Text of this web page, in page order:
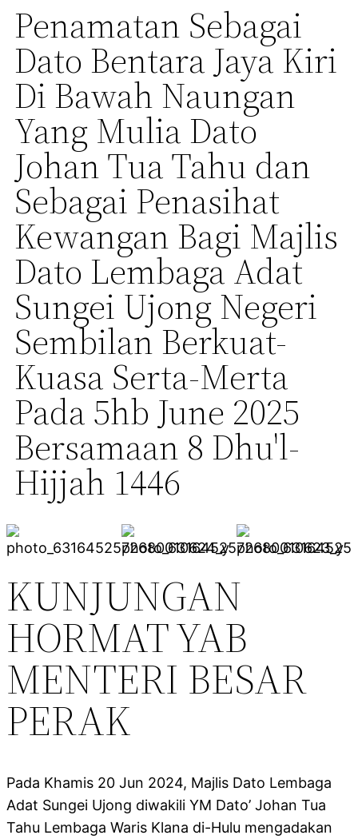
Penamatan Sebagai
Dato Bentara Jaya Kiri
Di Bawah Naungan
Yang Mulia Dato
Johan Tua Tahu dan
Sebagai Penasihat
Kewangan Bagi Majlis
Dato Lembaga Adat
Sungei Ujong Negeri
Sembilan Berkuat-
Kuasa Serta-Merta
Pada 5hb June 2025
Bersamaan 8 Dhu'l-
Hijjah 1446
KUNJUNGAN
HORMAT YAB
MENTERI BESAR
PERAK
Pada Khamis 20 Jun 2024, Majlis Dato Lembaga
Adat Sungei Ujong diwakili YM Dato’ Johan Tua
Tahu Lembaga Waris Klana di-Hulu mengadakan